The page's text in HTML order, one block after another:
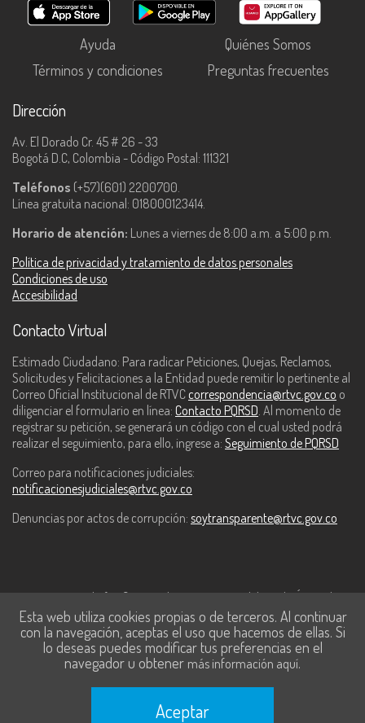
Ayuda
Quiénes Somos
Términos y condiciones
Preguntas frecuentes
Dirección
Av. El Dorado Cr. 45 # 26 - 33
Bogotá D.C, Colombia - Código Postal: 111321
Teléfonos (+57)(601) 2200700.
Línea gratuita nacional: 018000123414.
Horario de atención: Lunes a viernes de 8:00 a.m. a 5:00 p.m.
Política de privacidad y tratamiento de datos personales
Condiciones de uso
Accesibilidad
Contacto Virtual
Estimado Ciudadano: Para radicar Peticiones, Quejas, Reclamos,
Solicitudes y Felicitaciones a la Entidad puede remitir lo pertinente al
Correo Oficial Institucional de RTVC correspondencia@rtvc.gov.co o
diligenciar el formulario en línea: Contacto PQRSD. Al momento de
registrar su petición, se generará un código con el cual usted podrá
realizar el seguimiento, para ello, ingrese a: Seguimiento de PQRSD
Correo para notificaciones judiciales:
notificacionesjudiciales@rtvc.gov.co
Denuncias por actos de corrupción: soytransparente@rtvc.gov.co
Este contenido fue financiado con recursos del Fondo Único de
Tecnologías de la Información y las Comunicaciones de MinTic.
Esta web utiliza cookies propias o de terceros. Al continuar
con la navegación, aceptas el uso que hacemos de ellas. Si
lo deseas puedes modificar tus preferencias en el
navegador u obtener más información aquí.
Aceptar